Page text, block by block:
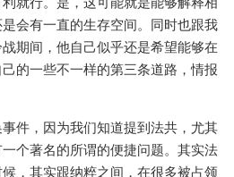
会有一直的生存空间。同时也跟我
期间，他自己似乎还是希望能够在
的一些不一样的第三条道路，情报
件，因为我们知道提到法共，尤其
个著名的所谓的便捷问题。其实法
，其实跟纳粹之间，在很多被占领